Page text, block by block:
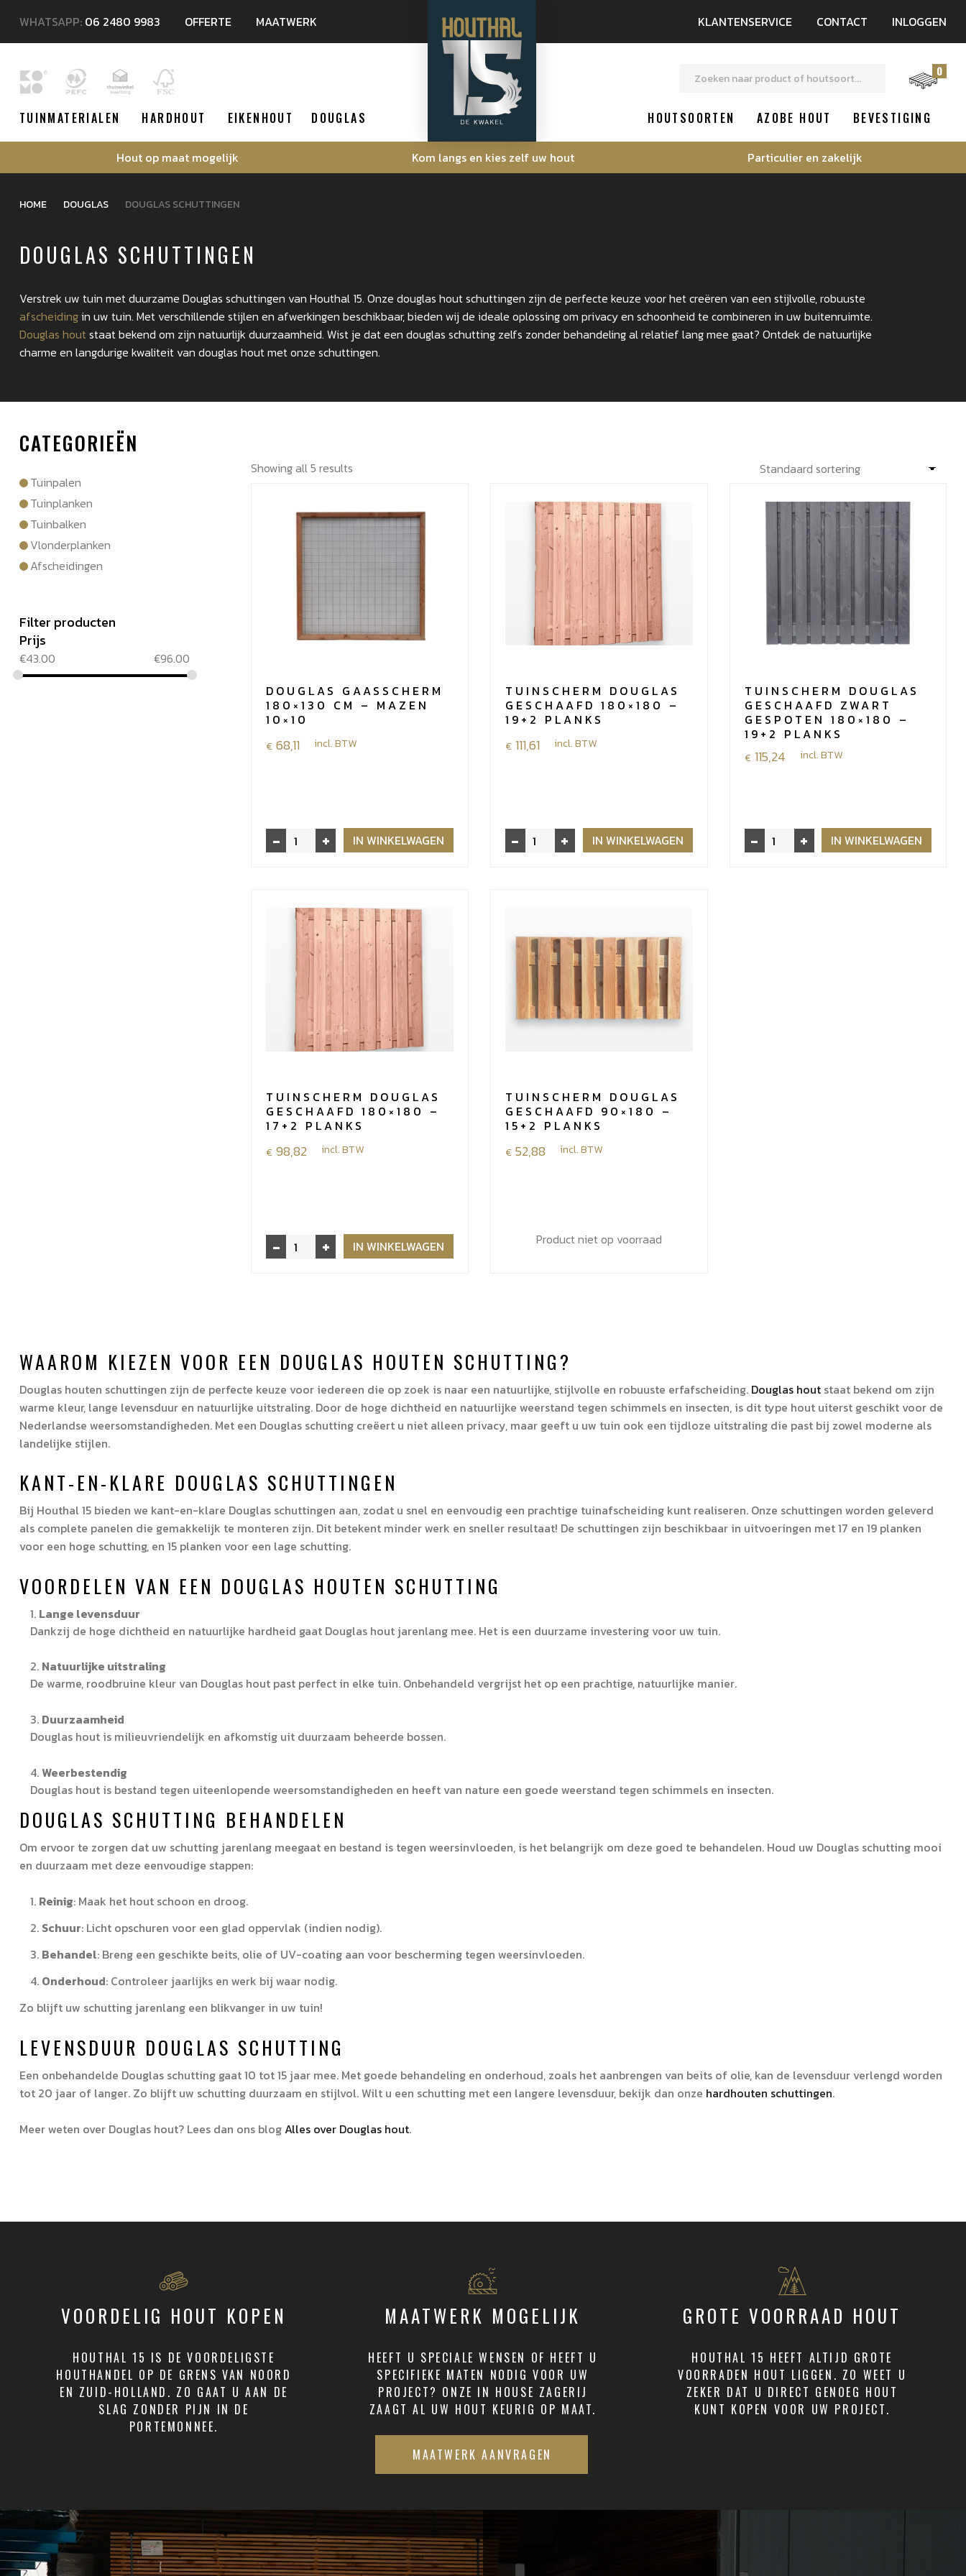
WHATSAPP: 06 2480 9983 OFFERTE MAATWERK KLANTENSERVICE CONTACT INLOGGEN
TUINMATERIALEN HARDHOUT EIKENHOUT DOUGLAS
0
HOUTSOORTEN AZOBE HOUT BEVESTIGING
Hout op maat mogelijk Kom langs en kies zelf uw hout Particulier en zakelijk
HOME DOUGLAS DOUGLAS SCHUTTINGEN
DOUGLAS SCHUTTINGEN
Verstrek uw tuin met duurzame Douglas schuttingen van Houthal 15. Onze douglas hout schuttingen zijn de perfecte keuze voor het creëren van een stijlvolle, robuuste
afscheidingin uw tuin. Met verschillende stijlen en afwerkingen beschikbaar, bieden wij de ideale oplossing om privacy en schoonheid te combineren in uw buitenruimte.
Douglas houtstaat bekend om zijn natuurlijk duurzaamheid. Wist je dat een douglas schutting zelfs zonder behandeling al relatief lang mee gaat? Ontdek de natuurlijke
charme en langdurige kwaliteit van douglas hout met onze schuttingen.
CATEGORIEËN
Tuinpalen
Tuinplanken
Tuinbalken
Vlonderplanken
Afscheidingen
Filter producten
Prijs
€43.00 €96.00
Showing all 5 results
DOUGLAS GAASSCHERM
180×130 CM – MAZEN
10×10
€ 68,11 incl. BTW
-
Douglas
gaasscherm
mazen
+ IN WINKELWAGEN
TUINSCHERM DOUGLAS
GESCHAAFD 180×180 –
19+2 PLANKS
€ 111,61 incl. BTW
-
Tuinscherm
douglas
planks
aantal
+ IN WINKELWAGEN
TUINSCHERM DOUGLAS
GESCHAAFD ZWART
GESPOTEN 180×180 –
19+2 PLANKS
€ 115,24 incl. BTW
-
Tuinscherm
douglas
+ IN WINKELWAGEN
TUINSCHERM DOUGLAS
GESCHAAFD 180×180 –
17+2 PLANKS
€ 98,82 incl. BTW
-
Tuinscherm
Douglas
aantal
+ IN WINKELWAGEN
TUINSCHERM DOUGLAS
GESCHAAFD 90×180 –
15+2 PLANKS
€ 52,88 incl. BTW
Product niet op voorraad
WAAROM KIEZEN VOOR EEN DOUGLAS HOUTEN SCHUTTING?
Douglas houten schuttingen zijn de perfecte keuze voor iedereen die op zoek is naar een natuurlijke, stijlvolle en robuuste erfafscheiding. Douglas houtstaat bekend om zijn
warme kleur, lange levensduur en natuurlijke uitstraling. Door de hoge dichtheid en natuurlijke weerstand tegen schimmels en insecten, is dit type hout uiterst geschikt voor de
Nederlandse weersomstandigheden. Met een Douglas schutting creëert u niet alleen privacy, maar geeft u uw tuin ook een tijdloze uitstraling die past bij zowel moderne als
landelijke stijlen.
KANT-EN-KLARE DOUGLAS SCHUTTINGEN
Bij Houthal 15 bieden we kant-en-klare Douglas schuttingen aan, zodat u snel en eenvoudig een prachtige tuinafscheiding kunt realiseren. Onze schuttingen worden geleverd
als complete panelen die gemakkelijk te monteren zijn. Dit betekent minder werk en sneller resultaat! De schuttingen zijn beschikbaar in uitvoeringen met 17 en 19 planken
voor een hoge schutting, en 15 planken voor een lage schutting.
VOORDELEN VAN EEN DOUGLAS HOUTEN SCHUTTING
Lange levensduur
Dankzij de hoge dichtheid en natuurlijke hardheid gaat Douglas hout jarenlang mee. Het is een duurzame investering voor uw tuin.
Natuurlijke uitstraling
De warme, roodbruine kleur van Douglas hout past perfect in elke tuin. Onbehandeld vergrijst het op een prachtige, natuurlijke manier.
Duurzaamheid
Douglas hout is milieuvriendelijk en afkomstig uit duurzaam beheerde bossen.
Weerbestendig
Douglas hout is bestand tegen uiteenlopende weersomstandigheden en heeft van nature een goede weerstand tegen schimmels en insecten.
DOUGLAS SCHUTTING BEHANDELEN
Om ervoor te zorgen dat uw schutting jarenlang meegaat en bestand is tegen weersinvloeden, is het belangrijk om deze goed te behandelen. Houd uw Douglas schutting mooi
en duurzaam met deze eenvoudige stappen:
Reinig: Maak het hout schoon en droog.
Schuur: Licht opschuren voor een glad oppervlak (indien nodig).
Behandel: Breng een geschikte beits, olie of UV-coating aan voor bescherming tegen weersinvloeden.
Onderhoud: Controleer jaarlijks en werk bij waar nodig.
Zo blijft uw schutting jarenlang een blikvanger in uw tuin!
LEVENSDUUR DOUGLAS SCHUTTING
Een onbehandelde Douglas schutting gaat 10 tot 15 jaar mee. Met goede behandeling en onderhoud, zoals het aanbrengen van beits of olie, kan de levensduur verlengd worden
tot 20 jaar of langer. Zo blijft uw schutting duurzaam en stijlvol. Wilt u een schutting met een langere levensduur, bekijk dan onze hardhouten schuttingen.
Meer weten over Douglas hout? Lees dan ons blogAlles over Douglas hout.
VOORDELIG HOUT KOPEN
HOUTHAL 15 IS DE VOORDELIGSTE
HOUTHANDEL OP DE GRENS VAN NOORD
EN ZUID-HOLLAND. ZO GAAT U AAN DE
SLAG ZONDER PIJN IN DE
PORTEMONNEE.
MAATWERK MOGELIJK
HEEFT U SPECIALE WENSEN OF HEEFT U
SPECIFIEKE MATEN NODIG VOOR UW
PROJECT? ONZE IN HOUSE ZAGERIJ
ZAAGT AL UW HOUT KEURIG OP MAAT.
MAATWERK AANVRAGEN
GROTE VOORRAAD HOUT
HOUTHAL 15 HEEFT ALTIJD GROTE
VOORRADEN HOUT LIGGEN. ZO WEET U
ZEKER DAT U DIRECT GENOEG HOUT
KUNT KOPEN VOOR UW PROJECT.